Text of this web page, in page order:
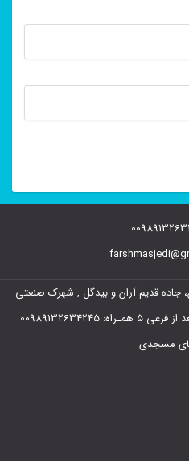
قدیم آران و بیدگل , شهرک صنعتی
سلیمان صباحی , انتهای بلوار یک , بعد از فرعی 5 همـراه: 00989132634245
مسجدی